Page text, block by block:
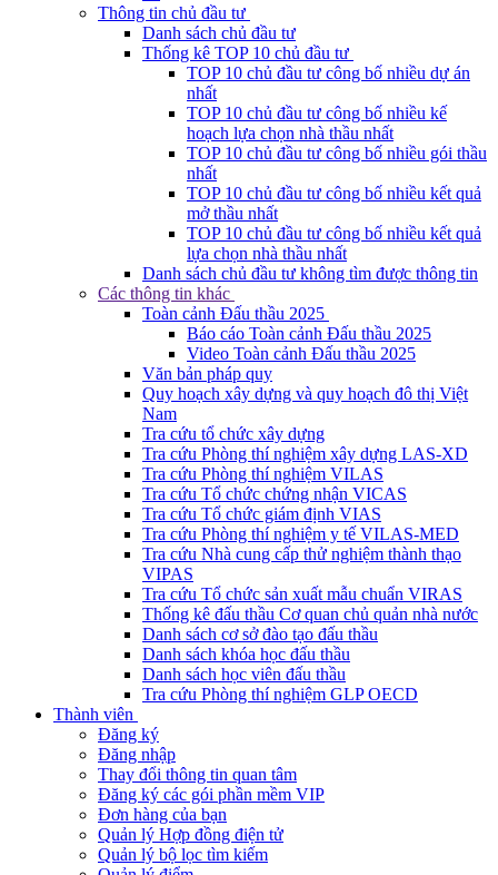
Thông tin chủ đầu tư
Danh sách chủ đầu tư
Thống kê TOP 10 chủ đầu tư
TOP 10 chủ đầu tư công bố nhiều dự án
nhất
TOP 10 chủ đầu tư công bố nhiều kế
hoạch lựa chọn nhà thầu nhất
TOP 10 chủ đầu tư công bố nhiều gói thầu
nhất
TOP 10 chủ đầu tư công bố nhiều kết quả
mở thầu nhất
TOP 10 chủ đầu tư công bố nhiều kết quả
lựa chọn nhà thầu nhất
Danh sách chủ đầu tư không tìm được thông tin
Các thông tin khác
Toàn cảnh Đấu thầu 2025
Báo cáo Toàn cảnh Đấu thầu 2025
Video Toàn cảnh Đấu thầu 2025
Văn bản pháp quy
Quy hoạch xây dựng và quy hoạch đô thị Việt
Nam
Tra cứu tổ chức xây dựng
Tra cứu Phòng thí nghiệm xây dựng LAS-XD
Tra cứu Phòng thí nghiệm VILAS
Tra cứu Tổ chức chứng nhận VICAS
Tra cứu Tổ chức giám định VIAS
Tra cứu Phòng thí nghiệm y tế VILAS-MED
Tra cứu Nhà cung cấp thử nghiệm thành thạo
VIPAS
Tra cứu Tổ chức sản xuất mẫu chuẩn VIRAS
Thống kê đấu thầu Cơ quan chủ quản nhà nước
Danh sách cơ sở đào tạo đấu thầu
Danh sách khóa học đấu thầu
Danh sách học viên đấu thầu
Tra cứu Phòng thí nghiệm GLP OECD
Thành viên
Đăng ký
Đăng nhập
Thay đổi thông tin quan tâm
Đăng ký các gói phần mềm VIP
Đơn hàng của bạn
Quản lý Hợp đồng điện tử
Quản lý bộ lọc tìm kiếm